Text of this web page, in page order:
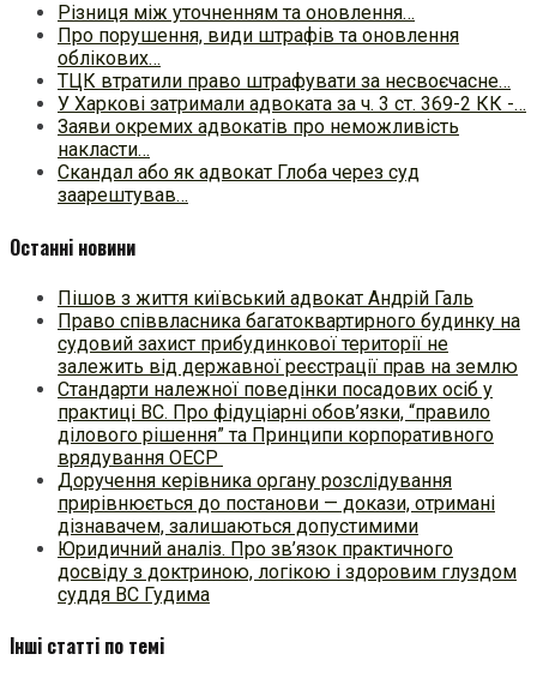
Різниця між уточненням та оновлення…
Про порушення, види штрафів та оновлення
облікових…
ТЦК втратили право штрафувати за несвоєчасне…
У Харкові затримали адвоката за ч. 3 ст. 369-2 КК -…
Заяви окремих адвокатів про неможливість
накласти…
Скандал або як адвокат Глоба через суд
заарештував…
Останні новини
Пішов з життя київський адвокат Андрій Галь
Право співвласника багатоквартирного будинку на
судовий захист прибудинкової території не
залежить від державної реєстрації прав на землю
Стандарти належної поведінки посадових осіб у
практиці ВC. Про фідуціарні обов’язки, “правило
ділового рішення” та Принципи корпоративного
врядування ОЕСР
Доручення керівника органу розслідування
прирівнюється до постанови — докази, отримані
дізнавачем, залишаються допустимими
Юридичний аналіз. Про зв’язок практичного
досвіду з доктриною, логікою і здоровим глуздом
суддя ВС Гудима
Інші статті по темі